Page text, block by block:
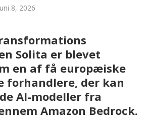
8, 2026
Solita er blevet
en af få europæiske
forhandlere, der kan
AI-modeller fra
Amazon Bedrock.